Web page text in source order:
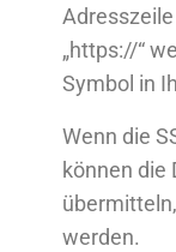
„https://“
Symbol in
Wenn die
können die
werden.